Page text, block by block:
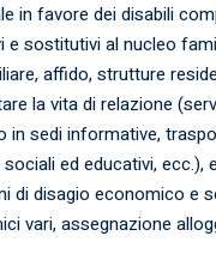
in favore dei disabili
e sostitutivi al nucleo
affido, strutture
la vita di relazione
in sedi informative,
ed educativi, ecc.),
di disagio economico e
vari, assegnazione